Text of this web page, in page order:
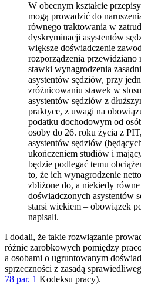
W obecnym kształcie
mogą prowadzić do
równego traktowania w
dyskryminacji asystentów
większe doświadczenie
rozporządzenia
stawki wynagrodzenia
asystentów sędziów, przy
zróżnicowaniu stawek w
asystentów sędziów z
praktyce, z uwagi na
podatku dochodowym od
osoby do 26. roku życia z
asystentów sędziów
ukończeniem studiów i
będzie podlegać temu
to, że ich wynagrodzenie
zbliżone do, a niekiedy
doświadczonych asystentów
starsi wiekiem – obowiązek
napisali.
I dodali, że takie rozwiązanie
różnic zarobkowych pomiędzy
a osobami o ugruntowanym
sprzeczności z zasadą
78 par. 1 Kodeksu pracy).